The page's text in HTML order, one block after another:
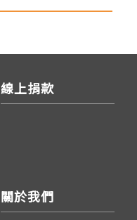
線上捐款
關於我們